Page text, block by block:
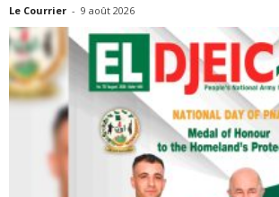
Le Courrier - 9 août 2026